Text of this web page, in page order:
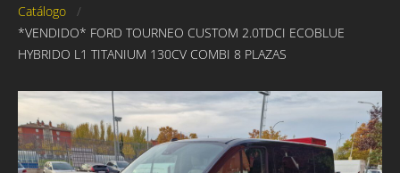
Catálogo
*VENDIDO* FORD TOURNEO CUSTOM 2.0TDCI ECOBLUE
HYBRIDO L1 TITANIUM 130CV COMBI 8 PLAZAS